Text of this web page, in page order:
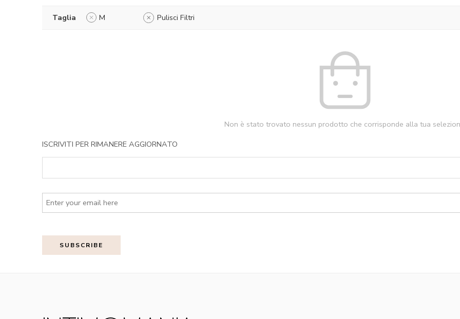
Taglia M Pulisci Filtri
Non è stato trovato nessun prodotto che corrisponde alla tua
ISCRIVITI PER RIMANERE AGGIORNATO